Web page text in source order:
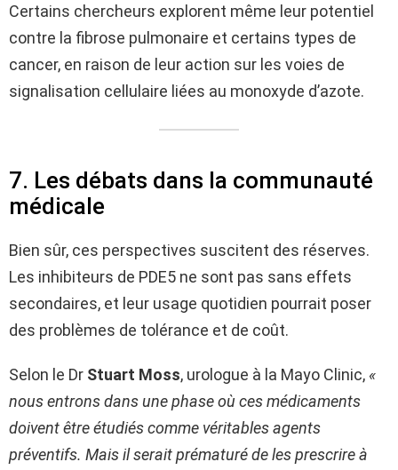
Certains chercheurs explorent même leur potentiel
contre la fibrose pulmonaire et certains types de
cancer, en raison de leur action sur les voies de
signalisation cellulaire liées au monoxyde d’azote.
7. Les débats dans la communauté
médicale
Bien sûr, ces perspectives suscitent des réserves.
Les inhibiteurs de PDE5 ne sont pas sans effets
secondaires, et leur usage quotidien pourrait poser
des problèmes de tolérance et de coût.
Selon le Dr Stuart Moss, urologue à la Mayo Clinic, «
nous entrons dans une phase où ces médicaments
doivent être étudiés comme véritables agents
préventifs. Mais il serait prématuré de les prescrire à